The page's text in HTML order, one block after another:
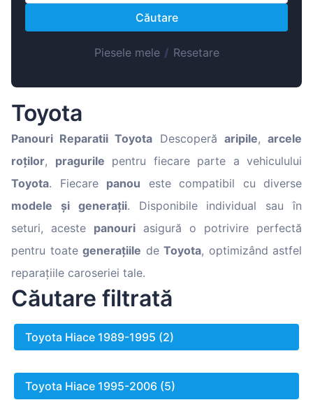
Magyar
Hrvatski
Slovenčina
Căutare
Piesele mele/ Resetare
Toyota
Panouri Reparatii Toyota Descoperă aripile,arcele
roților, pragurile pentru fiecare parte a vehiculului
Toyota. Fiecare panou este compatibil cu diverse
modele și generații. Disponibile individual sau în
seturi, aceste panouri asigură o potrivire perfectă
pentru toate generațiile de Toyota, optimizând astfel
reparațiile caroseriei tale.
Căutare filtrată
Toyota Hiace 1989-1995 (2)
Toyota Hiace 1995-2006 (5)